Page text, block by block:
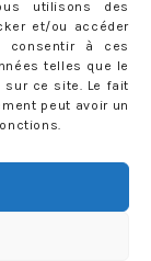
utilisons des
et/ou accéder
consentir à ces
telles que le
sur ce site. Le fait
peut avoir un